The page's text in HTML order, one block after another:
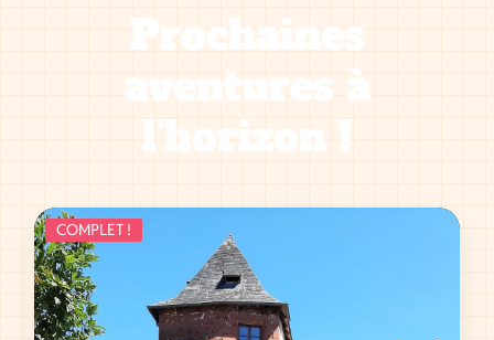
Prochaines
aventures à
l'horizon !
COMPLET !